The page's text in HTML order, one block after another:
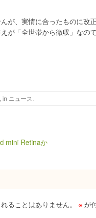
が、実情に合ったものに改
が「全世帯から徴収」なの
, in ニュース.
mini Retinaか
ることはありません。 ※ が